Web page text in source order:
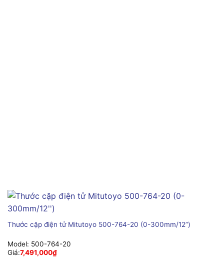
Thước cặp điện tử Mitutoyo 500-764-20 (0-300mm/12”)
Model: 500-764-20
Giá:7,491,000₫